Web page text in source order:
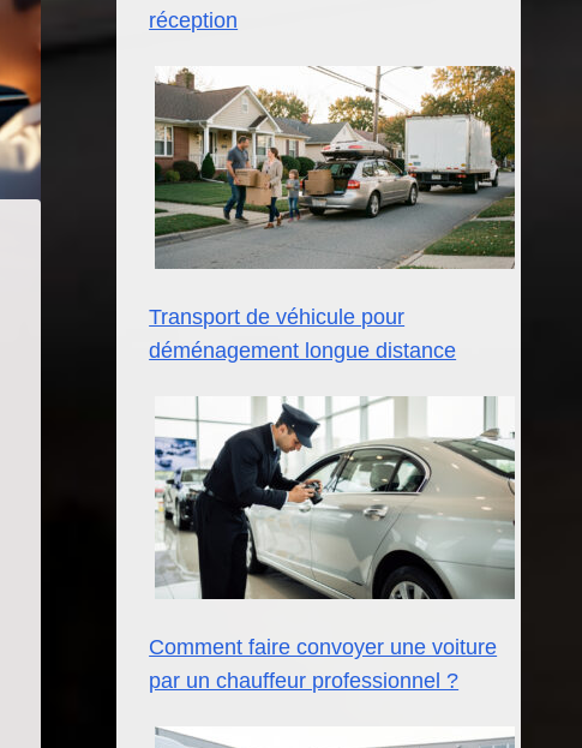
réception
Transport de véhicule pour
déménagement longue distance
Comment faire convoyer une voiture
par un chauffeur professionnel ?